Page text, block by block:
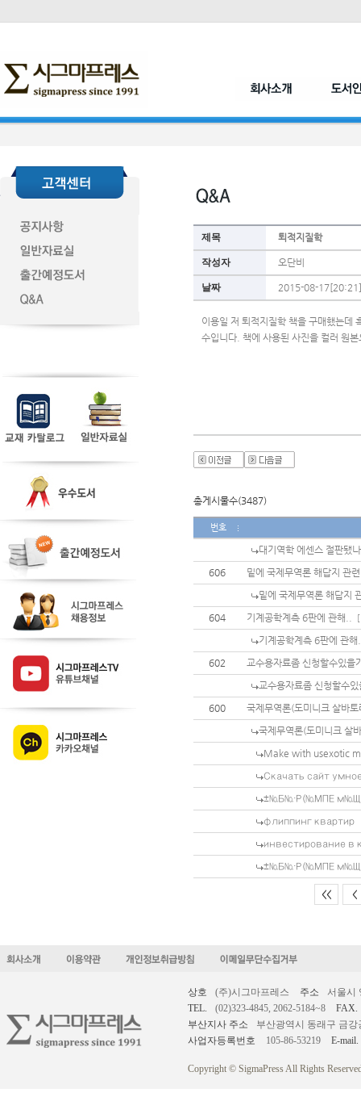
제목 퇴적지질학
작성자 오단비
날짜 2015-08-17[20:21]
이용일 저 퇴적지질학 책을 구매했는데
수입니다. 책에 사용된 사진을 컬러 원
총게시물수(3487)
번호
대기역학 에센스 절판됐
606
밑에 국제무역론 해답지 관
밑에 국제무역론 해답지
604
기계공학계측 6판에 관해..
기계공학계측 6판에 관해
602
교수용자료좀 신청할수있을
교수용자료좀 신청할수
600
국제무역론(도미니크 살바
국제무역론(도미니크 살
Make with usexotic
Скачать сайт
±№Б№·Р(№МПЕ
флиппинг квартир
инвестирование
±№Б№·Р(№МПЕ
<< <
상호 (주)시그마프레스 주소
서울시
TEL.
(02)323-4845, 2062-5184~8
FAX.
부산지사 주소
부산광역시 동래구 금강
사업자등록번호
105-86-53219 E-mail.
Copyright © SigmaPress All Rights